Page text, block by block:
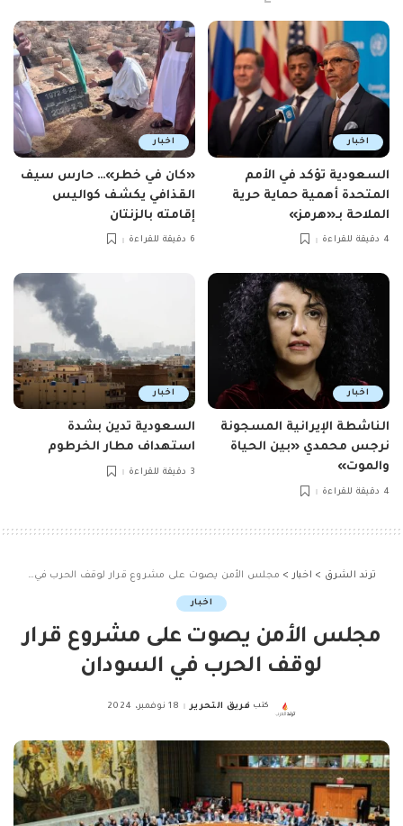
اخبار
السعودية تؤكد في الأمم
المتحدة أهمية حماية حرية
الملاحة بـ«هرمز»
4 دقيقة للقراءة
اخبار
«كان في خطر»… حارس سيف
القذافي يكشف كواليس
إقامته بالزنتان
6 دقيقة للقراءة
اخبار
الناشطة الإيرانية المسجونة
نرجس محمدي «بين الحياة
والموت»
4 دقيقة للقراءة
اخبار
السعودية تدين بشدة
استهداف مطار الخرطوم
3 دقيقة للقراءة
ترند الشرق > اخبار > مجلس الأمن يصوت على مشروع قرار لوقف الحرب في السودان
اخبار
مجلس الأمن يصوت على مشروع قرار
لوقف الحرب في السودان
Posted
كتب فريق التحرير 18 نوفمبر، 2024